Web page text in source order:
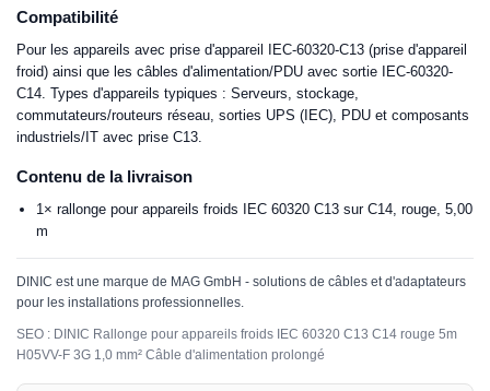
Compatibilité
Pour les appareils avec prise d'appareil IEC-60320-C13 (prise d'appareil
froid) ainsi que les câbles d'alimentation/PDU avec sortie IEC-60320-
C14. Types d'appareils typiques : Serveurs, stockage,
commutateurs/routeurs réseau, sorties UPS (IEC), PDU et composants
industriels/IT avec prise C13.
Contenu de la livraison
1× rallonge pour appareils froids IEC 60320 C13 sur C14, rouge, 5,00
m
DINIC est une marque de MAG GmbH - solutions de câbles et d'adaptateurs
pour les installations professionnelles.
SEO : DINIC Rallonge pour appareils froids IEC 60320 C13 C14 rouge 5m
H05VV-F 3G 1,0 mm² Câble d'alimentation prolongé